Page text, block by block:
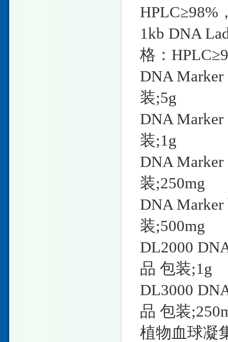
HPLC≥98%
1kb DNA
格：
DNA
装;5g
DNA
装;1g
DNA
装;250mg
DNA
装;500mg
DL2000
品 包装;1g
DL3000
品 包装
植物血球凝